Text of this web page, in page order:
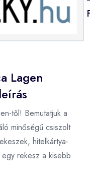
Lagen
től! Bemutatjuk a
minőségű csiszolt
hitelkártya-
rekesz a kisebb